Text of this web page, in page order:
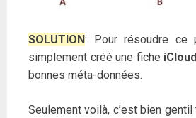
SOLUTION: Pour résoudre ce
simplement créé une fiche iCloud
bonnes méta-données.
Seulement voilà, c’est bien gentil